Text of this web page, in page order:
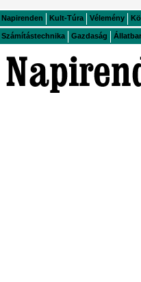
Napirenden Kult-Túra Vélemény
Számítástechnika Gazdaság